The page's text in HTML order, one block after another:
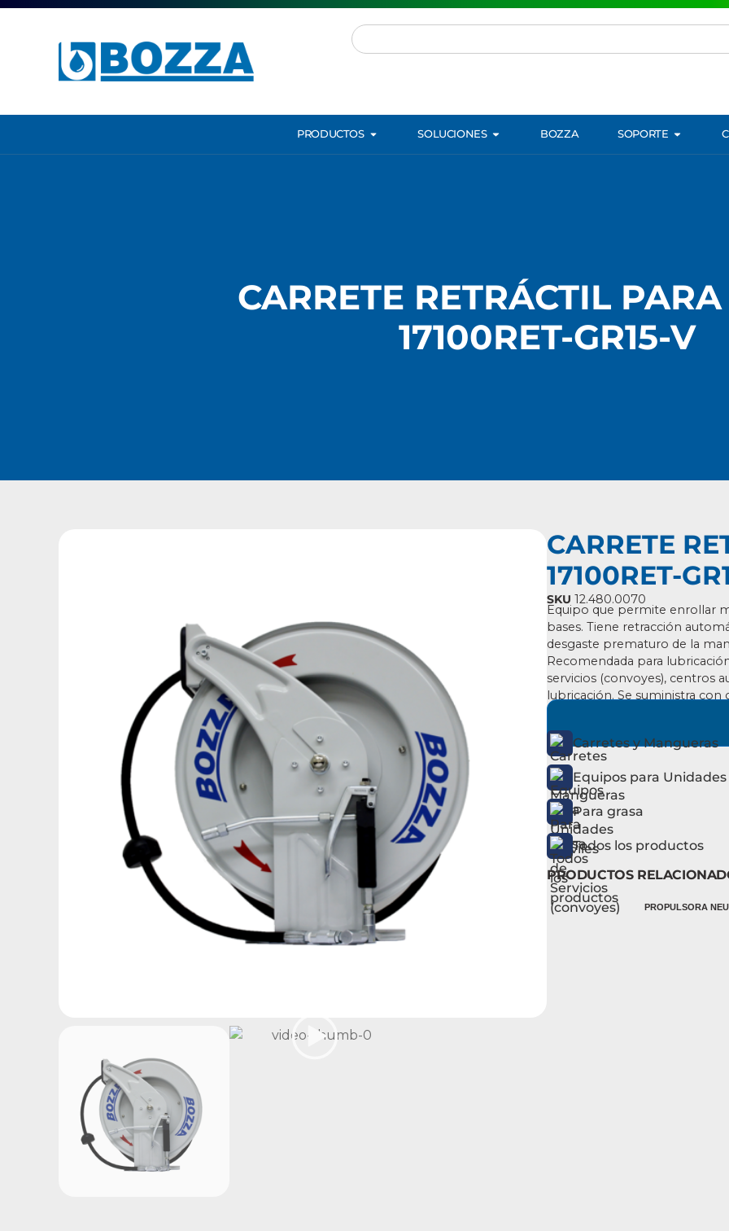
PRODUCTOS SOLUCIONES BOZZA SOPORTE
CARRETE RETRÁCTIL
17100RET-GR15-V
CARRETE
17100RET-
SKU 12.480.0070
Equipo que permite enrollar
bases. Tiene retracción
desgaste prematuro de la
Recomendada para
servicios (convoyes), centros
lubricación. Se suministra con
Carretes y Mangueras
Equipos para
Para grasa
Todos los productos
PRODUCTOS
PROPULSORA